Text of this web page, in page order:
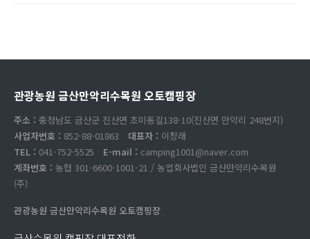
관광농원 금산만악리수목원 오토캠핑장
주소 : 충청남도 금산군 진산면 초미동길138-10(진산면 만악리 248번지)
사업자번호 : 852-88-01863 대표자 : 이창래
TEL : 041-752-5525 E-mail : camping1001@naver.com
계좌번호 : 농협 301-6600-1001-21 / 농업회사법인 금산만악리수목원
(주)
관광농원 금산만악리수목원 오토캠핑장